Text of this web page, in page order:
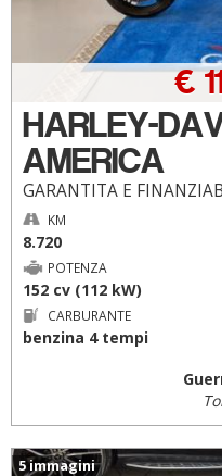
HARLEY-
AMERICA
GARANTITA E
€
KM
8.720
POTENZA
152 cv (112 kW)
CARBURANTE
benzina 4 tempi
5 immagini